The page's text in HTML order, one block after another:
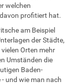
welchen
profitiert hat.
am Beispiel
der Städte,
Orten mehr
Umständen die
Baden-
und wie man nach